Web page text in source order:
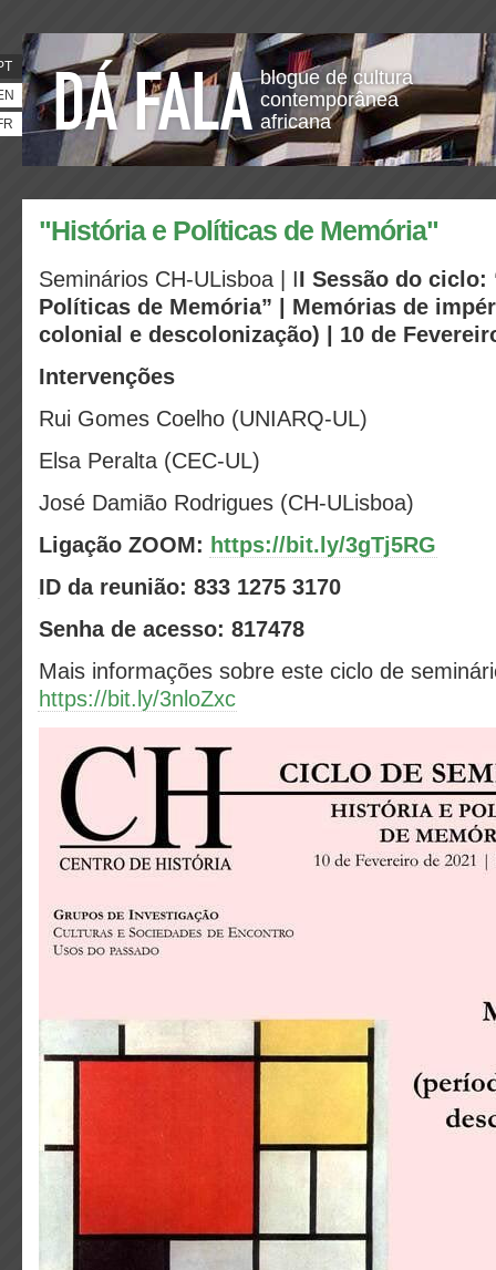
blogue de cultura
contemporânea
africana
"História e Políticas de Memória"
Seminários CH-ULisboa | II Sessão do ciclo:
Políticas de Memória” |
Memórias de
colonial e descolonização) | 10 de
Intervenções
Rui Gomes Coelho (UNIARQ-UL)
Elsa Peralta (CEC-UL)
José Damião Rodrigues (CH-ULisboa)
Ligação ZOOM: https://bit.ly/3gTj5RG
ID da reunião: 833 1275 3170
Senha de acesso: 817478
Mais informações sobre este ciclo de
https://bit.ly/3nloZxc